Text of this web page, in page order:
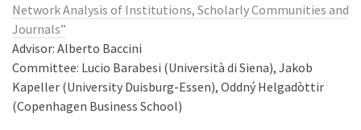
Network Analysis of Institutions, Scholarly Communities and
Journals”
Advisor: Alberto Baccini
Committee: Lucio Barabesi (Università di Siena), Jakob
Kapeller (University Duisburg-Essen), Oddný Helgadòttir
(Copenhagen Business School)